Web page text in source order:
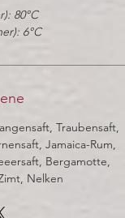
80°C
6°C
Traubensaft,
Jamaica-Rum,
Bergamotte,
Nelken